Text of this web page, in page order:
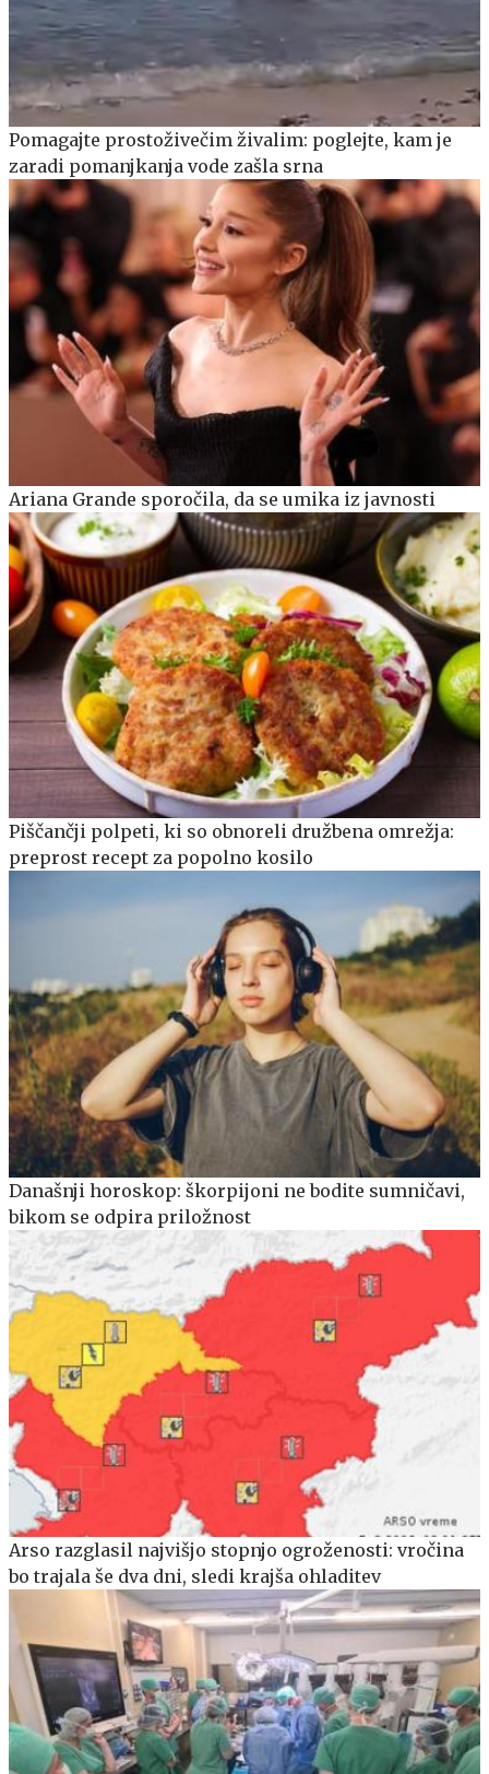
Pomagajte prostoživečim živalim: poglejte, kam je
zaradi pomanjkanja vode zašla srna
Ariana Grande sporočila, da se umika iz javnosti
Piščančji polpeti, ki so obnoreli družbena omrežja:
preprost recept za popolno kosilo
Današnji horoskop: škorpijoni ne bodite sumničavi,
bikom se odpira priložnost
Arso razglasil najvišjo stopnjo ogroženosti: vročina
bo trajala še dva dni, sledi krajša ohladitev